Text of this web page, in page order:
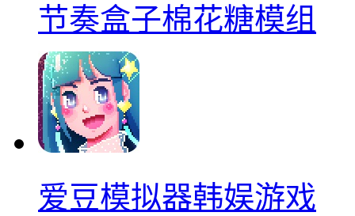
节奏盒子棉花糖模组
爱豆模拟器韩娱游戏